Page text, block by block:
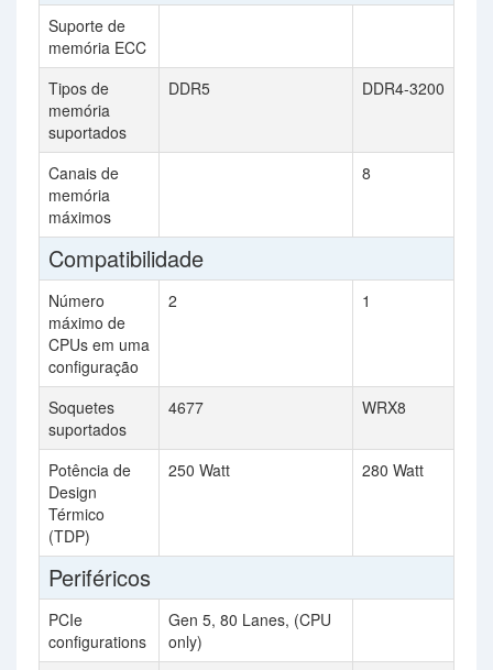
Suporte de
memória ECC
Tipos de
memória
suportados
DDR5 DDR4-3200
Canais de
memória
máximos
8
Compatibilidade
Número
máximo de
CPUs em uma
configuração
2 1
Soquetes
suportados
4677 WRX8
Potência de
Design
Térmico
(TDP)
250 Watt 280 Watt
Periféricos
PCIe
configurations
Gen 5, 80 Lanes, (CPU
only)